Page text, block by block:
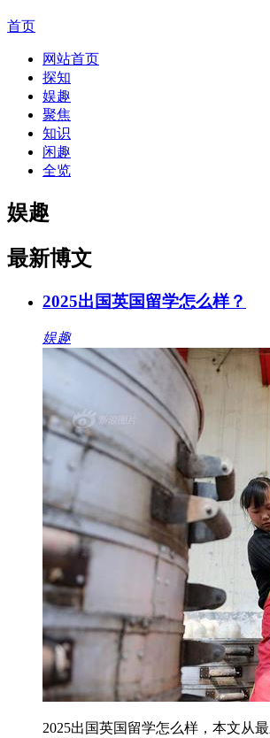
首页
网站首页
探知
娱趣
聚焦
知识
闲趣
全览
娱趣
最新博文
2025出国英国留学怎么样？
娱趣
2025出国英国留学怎么样，本文从